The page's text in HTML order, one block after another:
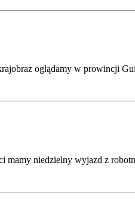
oglądamy w prowincji
mamy niedzielny wyjazd z